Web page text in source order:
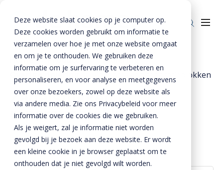
Deze website slaat cookies op je computer op.
Deze cookies worden gebruikt om informatie te
verzamelen over hoe je met onze website omgaat
en om je te onthouden. We gebruiken deze
informatie om je surfervaring te verbeteren en
personaliseren, en voor analyse en meetgegevens
over onze bezoekers, zowel op deze website als
via andere media. Zie ons Privacybeleid voor meer
informatie over de cookies die we gebruiken.
Als je weigert, zal je informatie niet worden
gevolgd bij je bezoek aan deze website. Er wordt
een kleine cookie in je browser geplaatst om te
onthouden dat je niet gevolgd wilt worden.
Producten
Riolering
Bestrating
Oplossingen
BTE Groep
Onze verhalen
Over ons
Home »Producten » Riolering »
Overige riolering
Zadelstukken reparatieblokken
Zadelstukken /
reparatieblokken